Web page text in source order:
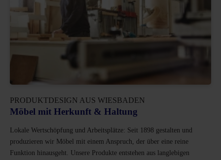
PRODUKTDESIGN AUS WIESBADEN
Möbel mit Herkunft & Haltung
Lokale Wertschöpfung und Arbeitsplätze: Seit 1898 gestalten und
produzieren wir Möbel mit einem Anspruch, der über eine reine
Funktion hinausgeht. Unsere Produkte entstehen aus langlebigen